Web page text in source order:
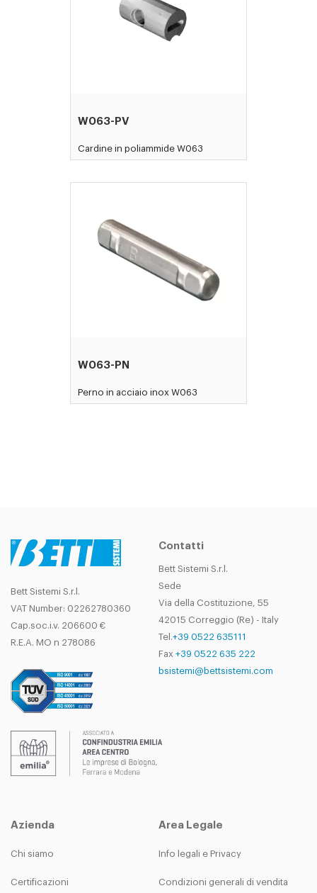
W063-PV
Cardine in poliammide W063
W063-PN
Perno in acciaio inox W063
Bett Sistemi S.r.l.
VAT Number: 02262780360
Cap.soc.i.v. 206600 €
R.E.A. MO n 278086
Contatti
Bett Sistemi S.r.l.
Sede
Via della Costituzione, 55
42015 Correggio (Re) - Italy
Tel.+39 0522 635111
Fax +39 0522 635 222
bsistemi@bettsistemi.com
Azienda
Chi siamo
Certificazioni
Area Legale
Info legali e Privacy
Condizioni generali di vendita